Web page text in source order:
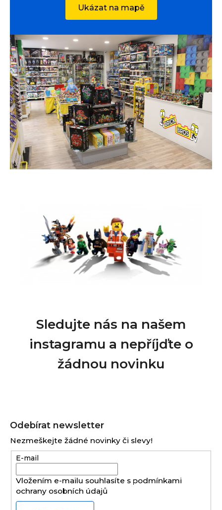
Ukázat na mapě
Sledujte nás na našem
instagramu a nepříjďte o
žádnou novinku
Odebírat newsletter
Nezmeškejte žádné novinky či slevy!
E-mail
Vložením e-mailu souhlasíte s podmínkami
ochrany osobních údajů